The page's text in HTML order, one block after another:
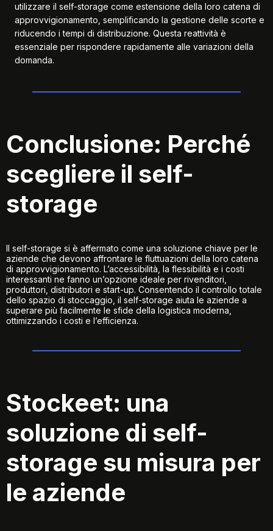
utilizzare il self-storage come estensione della loro catena di
approvvigionamento, semplificando la gestione delle scorte e
riducendo i tempi di distribuzione. Questa reattività è
essenziale per rispondere rapidamente alle variazioni della
domanda.
Conclusione: Perché
scegliere il self-
storage
Il self-storage si è affermato come una soluzione chiave per le
aziende che devono affrontare le fluttuazioni della loro catena
di approvvigionamento. L’accessibilità, la flessibilità e i costi
interessanti ne fanno un’opzione ideale per rivenditori,
produttori, distributori e start-up. Consentendo il controllo totale
dello spazio di stoccaggio, il self-storage aiuta le aziende a
superare più facilmente le sfide della logistica moderna,
ottimizzando i costi e l’efficienza.
Stockeet: una
soluzione di self-
storage su misura per
le aziende